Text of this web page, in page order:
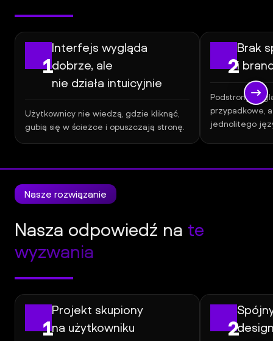
1
Interfejs wygląda
dobrze, ale
nie działa intuicyjnie
Użytkownicy nie wiedzą, gdzie kliknąć,
gubią się w ścieżce i opuszczają stronę.
2
Brak
i
Podstrony
przypadkowe,
jednolitego
Nasze rozwiązanie
Nasza odpowiedź na te
wyzwania
1
Projekt skupiony
na użytkowniku
2